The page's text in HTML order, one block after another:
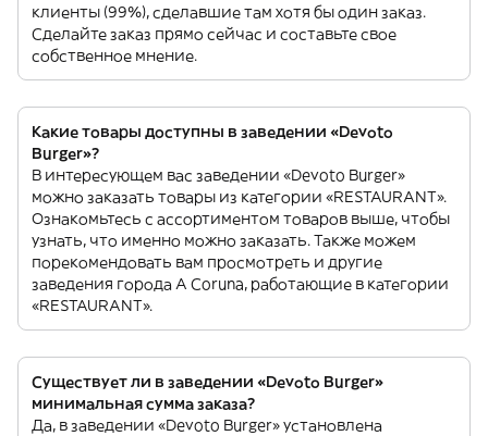
клиенты (99%), сделавшие там хотя бы один заказ.
Сделайте заказ прямо сейчас и составьте свое
собственное мнение.
Какие товары доступны в заведении «Devoto
Burger»?
В интересующем вас заведении «Devoto Burger»
можно заказать товары из категории «RESTAURANT».
Ознакомьтесь с ассортиментом товаров выше, чтобы
узнать, что именно можно заказать. Также можем
порекомендовать вам просмотреть и другие
заведения города A Coruna, работающие в категории
«RESTAURANT».
Существует ли в заведении «Devoto Burger»
минимальная сумма заказа?
Да, в заведении «Devoto Burger» установлена